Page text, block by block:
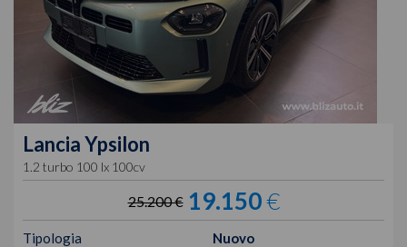
LanciaYpsilon
1.2 turbo 100 lx 100cv
25.200 € 19.150€
Tipologia
Nuovo